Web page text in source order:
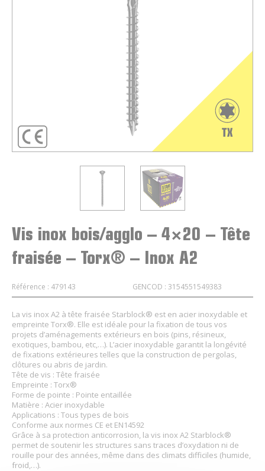
Vis inox bois/agglo – 4×20 – Tête
fraisée – Torx® – Inox A2
Référence : 479143 GENCOD : 3154551549383
La vis inox A2 à tête fraisée Starblock® est en acier inoxydable et
empreinte Torx®. Elle est idéale pour la fixation de tous vos
projets d’aménagements extérieurs en bois (pins, résineux,
exotiques, bambou, etc,…). L’acier inoxydable garantit la longévité
de fixations extérieures telles que la construction de pergolas,
clôtures ou abris de jardin.
Tête de vis : Tête fraisée
Empreinte : Torx®
Forme de pointe : Pointe entaillée
Matière : Acier inoxydable
Applications : Tous types de bois
Conforme aux normes CE et EN14592
Grâce à sa protection anticorrosion, la vis inox A2 Starblock®
permet de soutenir les structures sans traces d’oxydation ni de
rouille pour des années, même dans des climats difficiles (humide,
froid,…).